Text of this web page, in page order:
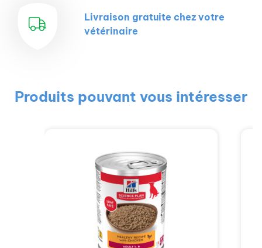
Livraison gratuite chez votre
vétérinaire
Produits pouvant vous intéresser